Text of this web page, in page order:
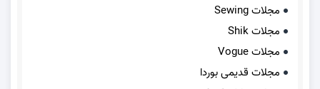
مجلات Sewing
مجلات Shik
مجلات Vogue
مجلات قدیمی بوردا